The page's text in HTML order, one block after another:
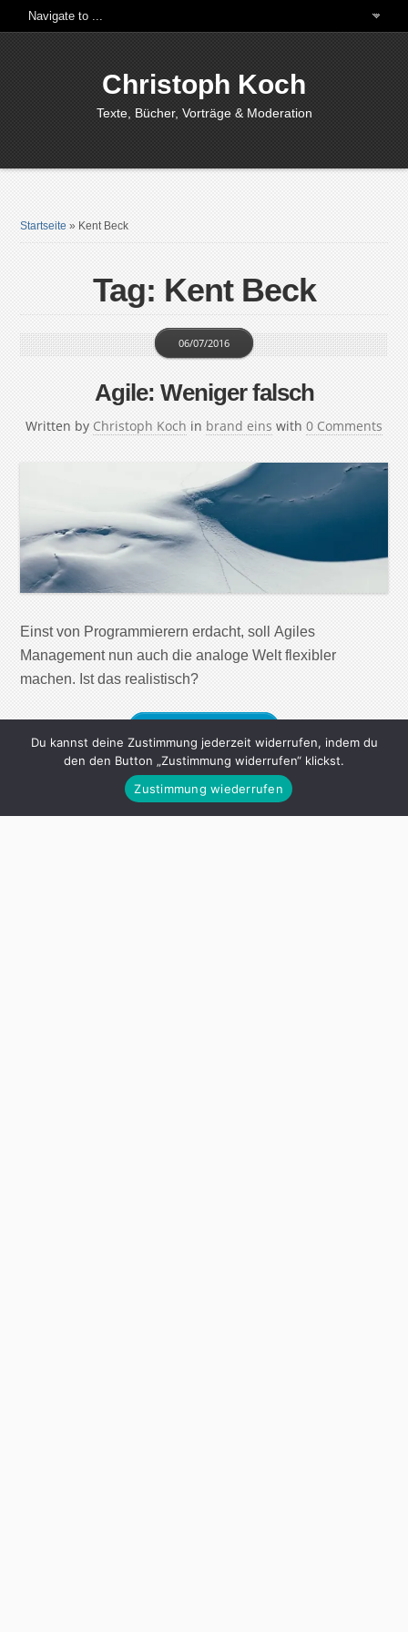
Christoph Koch
Texte, Bücher, Vorträge & Moderation
Startseite » Kent Beck
Tag: Kent Beck
Agile: Weniger falsch
Written by Christoph Koch
06/07/2016
in brand eins with 0 Comments
Einst von Programmierern erdacht, soll Agiles
Management nun auch die analoge Welt flexibler
machen. Ist das realistisch?
Du kannst deine Zustimmung jederzeit widerrufen, indem du
den den Button „Zustimmung widerrufen“ klickst.
Zustimmung wiederrufen